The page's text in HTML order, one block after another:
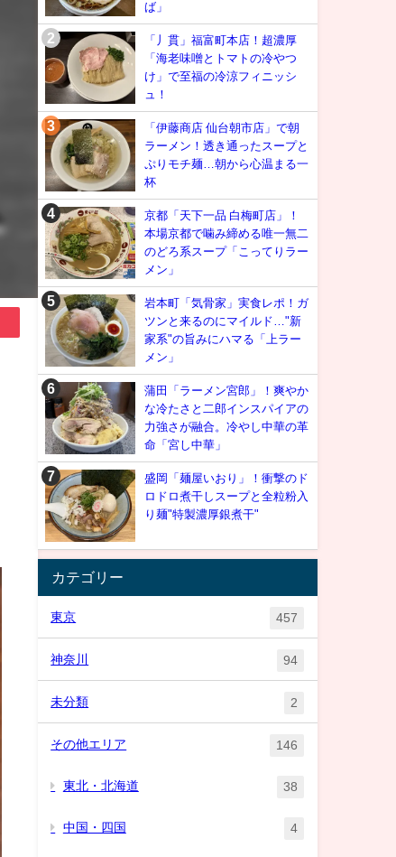
ば」
「丿貫」福富町本店！超濃厚
「海老味噌とトマトの冷やつ
け」で至福の冷涼フィニッシ
ュ！
「伊藤商店 仙台朝市店」で朝
ラーメン！透き通ったスープと
ぷりモチ麺…朝から心温まる一
杯
京都「天下一品 白梅町店」！
本場京都で噛み締める唯一無二
のどろ系スープ「こってりラー
メン」
岩本町「気骨家」実食レポ！ガ
ツンと来るのにマイルド…"新
家系"の旨みにハマる「上ラー
メン」
蒲田「ラーメン宮郎」！爽やか
な冷たさと二郎インスパイアの
力強さが融合。冷やし中華の革
命「宮し中華」
盛岡「麺屋いおり」！衝撃のド
ロドロ煮干しスープと全粒粉入
り麺"特製濃厚銀煮干"
カテゴリー
東京 457
神奈川 94
未分類 2
その他エリア 146
東北・北海道 38
中国・四国 4